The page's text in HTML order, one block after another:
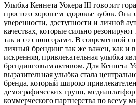
Улыбка Кеннета Уокера III говорит
просто о хорошем здоровье зубов. Она
уверенности, доступности и личной
качествах, которые сильно
так и со спонсорами. В современной
личный брендинг так же важен, как и
искренняя, привлекательная улыбка
брендинговым активом. Для Кеннета
выразительная улыбка стала
бренда, который широко
демографических групп,
коммерческого партнерства по всему